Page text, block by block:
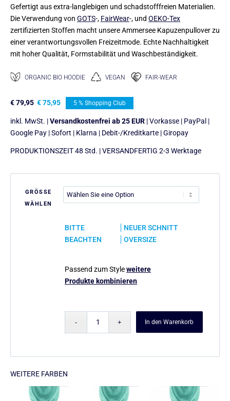
Gefertigt aus extra-langlebigen und schadstofffreien Materialien.
Die Verwendung von GOTS-, FairWear-, und OEKO-Tex
zertifizierten Stoffen macht unsere Ammersee Kapuzenpullover zu
einer verantwortungsvollen Freizeitmode. Echte Nachhaltigkeit
mit hoher Qualität, Formstabilität und Waschbeständigkeit.
ORGANIC BIO HOODIE VEGAN FAIR-WEAR
€79,95 €75,95 5 % Shopping Club
inkl. MwSt. |Versandkostenfrei ab 25 EUR | Vorkasse | PayPal |
Google Pay | Sofort | Klarna | Debit-/Kreditkarte | Giropay
PRODUKTIONSZEIT 48 Std. | VERSANDFERTIG 2-3 Werktage
GRÖSSE
WÄHLEN
BITTE
BEACHTEN
NEUER SCHNITT
OVERSIZE
Passend zum Styleweitere
Produkte kombinieren
In den Warenkorb
WEITERE FARBEN